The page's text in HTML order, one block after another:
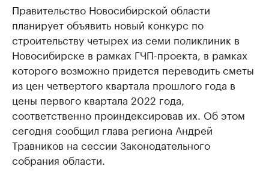
Правительство Новосибирской области
планирует объявить новый конкурс по
строительству четырех из семи поликлиник в
Новосибирске в рамках ГЧП-проекта, в рамках
которого возможно придется переводить сметы
из цен четвертого квартала прошлого года в
цены первого квартала 2022 года,
соответственно проиндексировав их. Об этом
сегодня сообщил глава региона Андрей
Травников на сессии Законодательного
собрания области.